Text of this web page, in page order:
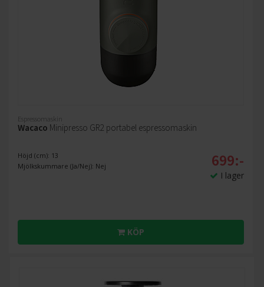
Espressomaskin
Wacaco Minipresso GR2 portabel espressomaskin
Höjd (cm): 13
Mjölkskummare (Ja/Nej): Nej
699:-
I lager
KÖP